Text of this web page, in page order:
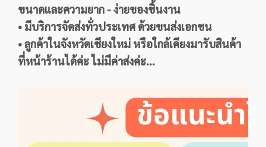
ขนาดและความยาก - ง่ายของชิ้นงาน
• มีบริการจัดส่งทั่วประเทศ ด้วยขนส่งเอกชน
• ลูกค้าในจังหวัดเชียงใหม่ หรือใกล้เคียงมารับสินค้า
ที่หน้าร้านได้ค่ะ ไม่มีค่าส่งค่ะ...